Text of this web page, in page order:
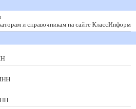
и справочникам на сайте КлассИнформ